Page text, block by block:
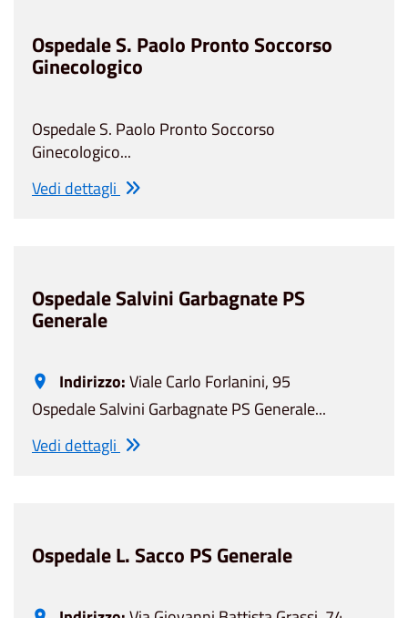
Ospedale S. Paolo Pronto Soccorso
Ginecologico
Ospedale S. Paolo Pronto Soccorso
Ginecologico...
Vedi dettagli
Ospedale Salvini Garbagnate PS
Generale
Indirizzo:Viale Carlo Forlanini, 95
Ospedale Salvini Garbagnate PS Generale...
Vedi dettagli
Ospedale L. Sacco PS Generale